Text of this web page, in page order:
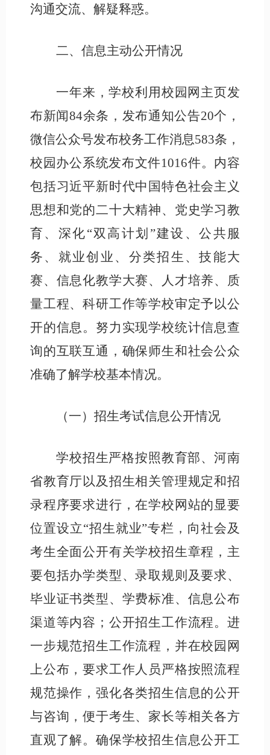
沟通交流、解疑释惑。
二、信息主动公开情况
一年来，学校利用校园网主页发
布新闻84余条，发布通知公告20个，
微信公众号发布校务工作消息583条，
校园办公系统发布文件1016件。内容
包括习近平新时代中国特色社会主义
思想和党的二十大精神、党史学习教
育、深化“双高计划”建设、公共服
务、就业创业、分类招生、技能大
赛、信息化教学大赛、人才培养、质
量工程、科研工作等学校审定予以公
开的信息。努力实现学校统计信息查
询的互联互通，确保师生和社会公众
准确了解学校基本情况。
（一）招生考试信息公开情况
学校招生严格按照教育部、河南
省教育厅以及招生相关管理规定和招
录程序要求进行，在学校网站的显要
位置设立“招生就业”专栏，向社会及
考生全面公开有关学校招生章程 ， 主
要包括办学类型、录取规则及要求、
毕业证书类型、学费标准、信息公布
渠道等内容 ； 公开招生工作流程。进
一步规范招生工作流程，并在校园网
上公布，要求工作人员严格按照流程
规范操作，强化各类招生信息的公开
与咨询，便于考生、家长等相关各方
直观了解。确保学校招生信息公开工